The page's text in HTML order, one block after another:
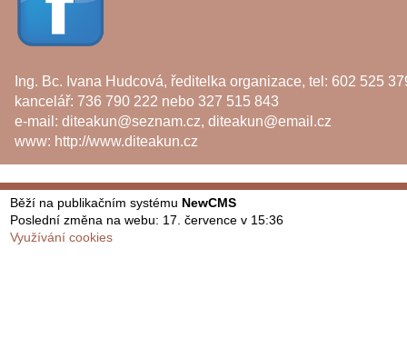
Ing. Bc. Ivana Hudcová, ředitelka organizace, tel: 602 525
kancelář: 736 790 222 nebo 327 515 843
e-mail: diteakun@seznam.cz, diteakun@email.cz
www: http://www.diteakun.cz
Běží na publikačním systému NewCMS
Poslední změna na webu: 17. července v 15:36
Využívání cookies